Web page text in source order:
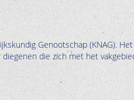
Genootschap (KNAG). Het
die zich met het